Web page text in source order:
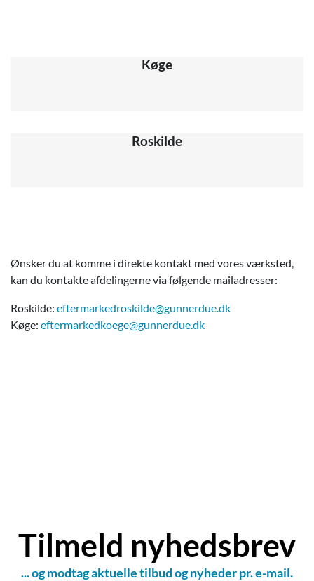
Køge
Roskilde
Ønsker du at komme i direkte kontakt med vores værksted,
kan du kontakte afdelingerne via følgende mailadresser:
Roskilde: eftermarkedroskilde@gunnerdue.dk
Køge: eftermarkedkoege@gunnerdue.dk
Tilmeld nyhedsbrev
... og modtag aktuelle tilbud og nyheder pr. e-mail.
E-mail *